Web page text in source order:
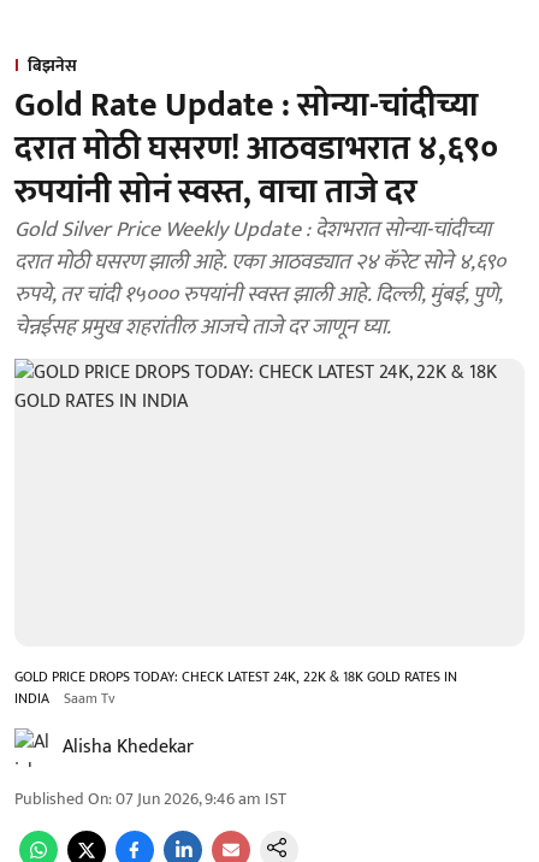
बिझनेस
Gold Rate Update : सोन्या-चांदीच्या
दरात मोठी घसरण! आठवडाभरात ४,६९०
रुपयांनी सोनं स्वस्त, वाचा ताजे दर
Gold Silver Price Weekly Update : देशभरात सोन्या-चांदीच्या
दरात मोठी घसरण झाली आहे. एका आठवड्यात २४ कॅरेट सोने ४,६९०
रुपये, तर चांदी १५००० रुपयांनी स्वस्त झाली आहे. दिल्ली, मुंबई, पुणे,
चेन्नईसह प्रमुख शहरांतील आजचे ताजे दर जाणून घ्या.
GOLD PRICE DROPS TODAY: CHECK LATEST 24K, 22K & 18K GOLD RATES IN
INDIA Saam Tv
Alisha Khedekar
Published On:07 Jun 2026, 9:46 am IST